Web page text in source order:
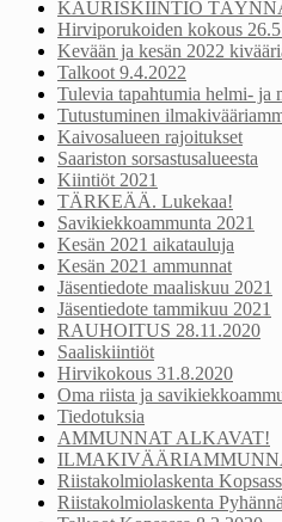
KAURISKIINTIÖ
Hirviporukoiden kokous
Kevään ja kesän 2022
Talkoot 9.4.2022
Tulevia tapahtumia helmi- ja
Tutustuminen
Kaivosalueen rajoitukset
Saariston sorsastusalueesta
Kiintiöt 2021
TÄRKEÄÄ. Lukekaa!
Savikiekkoammunta 2021
Kesän 2021 aikatauluja
Kesän 2021 ammunnat
Jäsentiedote maaliskuu 2021
Jäsentiedote tammikuu 2021
RAUHOITUS 28.11.2020
Saaliskiintiöt
Hirvikokous 31.8.2020
Oma riista ja
Tiedotuksia
AMMUNNAT ALKAVAT!
Riistakolmiolaskenta
Riistakolmiolaskenta